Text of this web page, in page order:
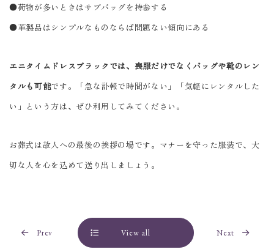
●荷物が多いときはサブバッグを持参する
●革製品はシンプルなものならば問題ない傾向にある
エニタイムドレスブラックでは、喪服だけでなくバッグや靴のレン
タルも可能です。「急な訃報で時間がない」「気軽にレンタルした
い」という方は、ぜひ利用してみてください。
お葬式は故人への最後の挨拶の場です。マナーを守った服装で、大
切な人を心を込めて送り出しましょう。
Prev View all Next